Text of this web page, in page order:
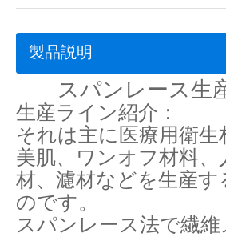
製品説明
スパンレース生
生産ライン紹介：
それは主に医療用衛生
美肌、ワンオフ材料、
材、濾材などを生産す
のです。
スパンレース法で繊